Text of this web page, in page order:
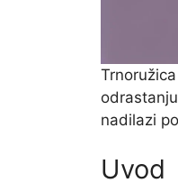
nadilazi
Uvod